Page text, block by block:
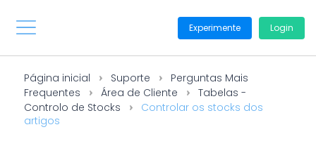
Experimente Login
Página inicial Suporte
Perguntas Mais
Frequentes
Área de Cliente
Tabelas -
Controlo de Stocks
Controlar os stocks dos
artigos